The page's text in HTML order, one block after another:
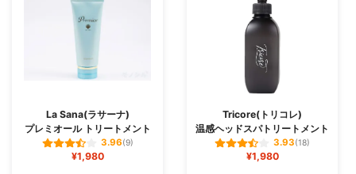
La Sana(ラサーナ)
プレミオール トリートメント
3.96(9)
¥1,980
Tricore(トリコレ)
温感ヘッドスパトリートメント
3.93(18)
¥1,980